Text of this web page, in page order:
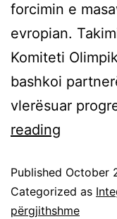
forcimin e
evropian.
Komiteti
bashkoi
vlerësuar
reading
Published October
Categorized as
përgjithshme